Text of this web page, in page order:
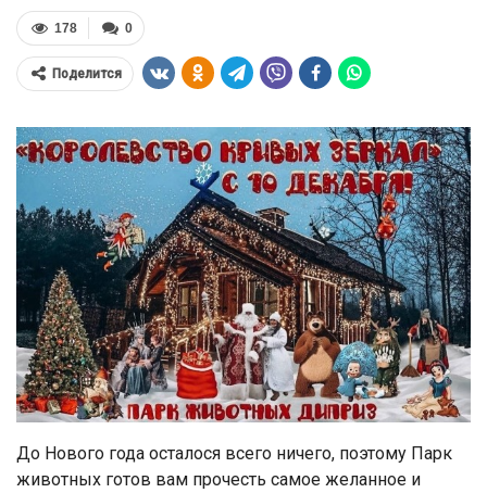
0
178
Поделится
До Нового года осталося всего ничего, поэтому Парк
животных готов вам прочесть самое желанное и